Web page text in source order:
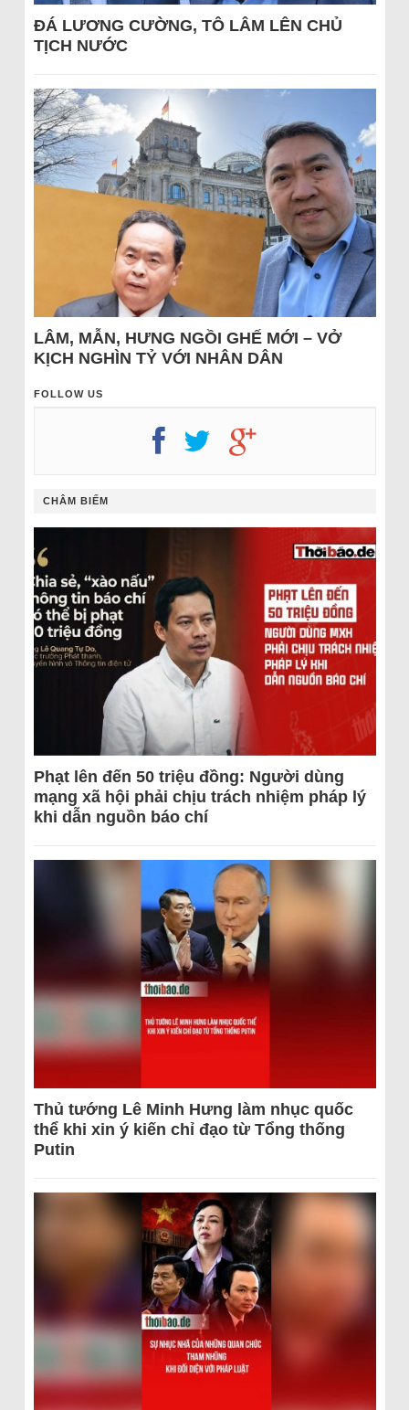
ĐÁ LƯƠNG CƯỜNG, TÔ LÂM LÊN CHỦ
TỊCH NƯỚC
LÂM, MẪN, HƯNG NGỒI GHẾ MỚI – VỞ
KỊCH NGHÌN TỶ VỚI NHÂN DÂN
FOLLOW US
CHÂM BIẾM
Phạt lên đến 50 triệu đồng: Người dùng
mạng xã hội phải chịu trách nhiệm pháp lý
khi dẫn nguồn báo chí
Thủ tướng Lê Minh Hưng làm nhục quốc
thể khi xin ý kiến chỉ đạo từ Tổng thống
Putin